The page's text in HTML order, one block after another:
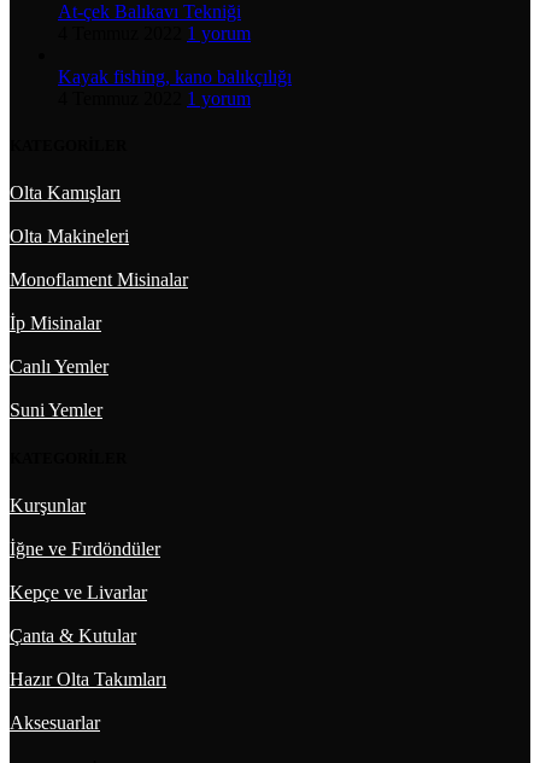
At-çek Balıkavı Tekniği
1 yorum
Kayak fishing, kano balıkçılığı
1 yorum
Olta Kamışları
Olta Makineleri
Monoflament Misinalar
İp Misinalar
Canlı Yemler
Suni Yemler
Kurşunlar
İğne ve Fırdöndüler
Kepçe ve Livarlar
Çanta & Kutular
Hazır Olta Takımları
Aksesuarlar